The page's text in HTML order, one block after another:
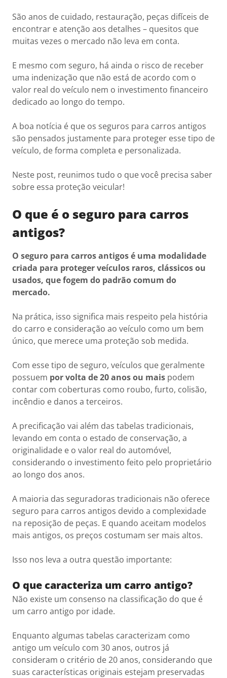
São anos de cuidado, restauração, peças difíceis de
encontrar e atenção aos detalhes – quesitos que
muitas vezes o mercado não leva em conta.
E mesmo com seguro, há ainda o risco de receber
uma indenização que não está de acordo com o
valor real do veículo nem o investimento financeiro
dedicado ao longo do tempo.
A boa notícia é que os seguros para carros antigos
são pensados justamente para proteger esse tipo de
veículo, de forma completa e personalizada.
Neste post, reunimos tudo o que você precisa saber
sobre essa proteção veicular!
O que é o seguro para carros
antigos?
O seguro para carros antigos é uma modalidade
criada para proteger veículos raros, clássicos ou
usados, que fogem do padrão comum do
mercado.
Na prática, isso significa mais respeito pela história
do carro e consideração ao veículo como um bem
único, que merece uma proteção sob medida.
Com esse tipo de seguro, veículos que geralmente
possuem por volta de 20 anos ou mais podem
contar com coberturas como roubo, furto, colisão,
incêndio e danos a terceiros.
A precificação vai além das tabelas tradicionais,
levando em conta o estado de conservação, a
originalidade e o valor real do automóvel,
considerando o investimento feito pelo proprietário
ao longo dos anos.
A maioria das seguradoras tradicionais não oferece
seguro para carros antigos devido a complexidade
na reposição de peças. E quando aceitam modelos
mais antigos, os preços costumam ser mais altos.
Isso nos leva a outra questão importante:
O que caracteriza um carro antigo?
Não existe um consenso na classificação do que é
um carro antigo por idade.
Enquanto algumas tabelas caracterizam como
antigo um veículo com 30 anos, outros já
consideram o critério de 20 anos, considerando que
suas características originais estejam preservadas